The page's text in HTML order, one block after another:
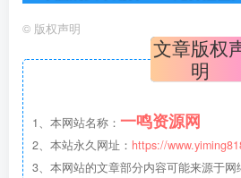
© 版权声明
文章版权
明
1、本网站名称： 一鸣资源网
2、本站永久网址： https://
3、本网站的文章部分内容可能来源于